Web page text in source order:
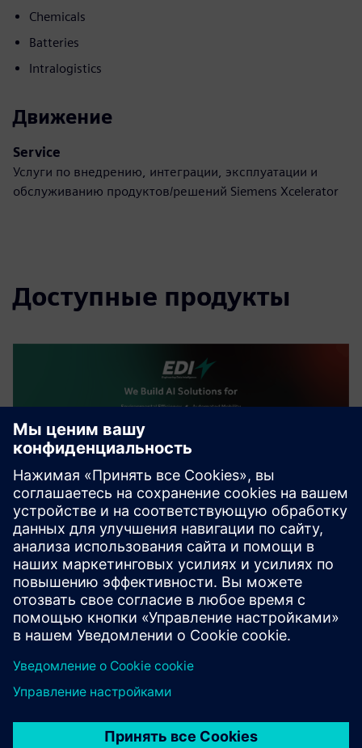
Chemicals
Batteries
Intralogistics
Движение
Service
Услуги по внедрению, интеграции, эксплуатации и
обслуживанию продуктов/решений Siemens Xcelerator
Доступные продукты
Human-Centered Generative
Enterprise Intelligence
EDI является лидером в области приложений,
основанных на искусственном интеллекте, и
обеспечивает это за счет интеграции решений
искусственного интеллекта с индивидуальными
услугами.
Узнайте больше